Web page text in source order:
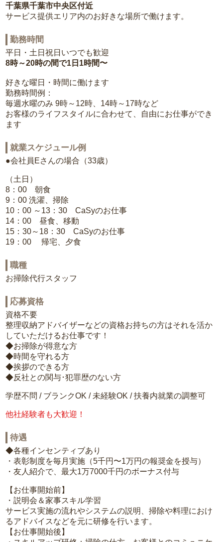
千葉県千葉市中央区付近
サービス提供エリア内のお好きな場所で働けます。
勤務時間
平日・土日祝日いつでも歓迎
8時～20時の間で1日1時間〜
好きな曜日・時間に働けます
勤務時間例：
毎週水曜のみ 9時～12時、14時～17時など
お客様のライフスタイルに合わせて、自由にお仕事ができ
ます
就業スケジュール例
●会社員Eさんの場合（33歳）
（土日）
8：00 朝食
9：00 洗濯、掃除
10：00 ～13：30 CaSyのお仕事
14：00 昼食、移動
15：30～18：30 CaSyのお仕事
19：00 帰宅、夕食
職種
お掃除代行スタッフ
応募資格
資格不要
整理収納アドバイザーなどの資格お持ちの方はそれを活か
していただけるお仕事です！
◆お掃除が得意な方
◆時間を守れる方
◆挨拶のできる方
◆反社との関与･犯罪歴のない方
学歴不問 / ブランクOK / 未経験OK / 扶養内就業の調整可
他社経験者も大歓迎！
待遇
◆各種インセンティブあり
・表彰制度を毎月実施（5千円〜1万円の報奨金を授与）
・友人紹介で、最大1万7000千円のボーナス付与
【お仕事開始前】
・説明会＆家事スキル学習
サービス実施の流れやシステムの説明、掃除や料理におけ
るアドバイスなどを元に研修を行います。
【お仕事開始後】